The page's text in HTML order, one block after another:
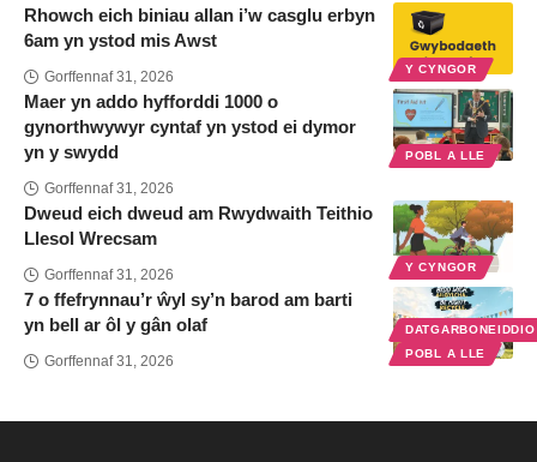
Y CYNGOR
Rhowch eich biniau allan i’w casglu erbyn
6am yn ystod mis Awst
Gorffennaf 31, 2026
POBL A LLE
Maer yn addo hyfforddi 1000 o
gynorthwywyr cyntaf yn ystod ei dymor
yn y swydd
Gorffennaf 31, 2026
Y CYNGOR
Dweud eich dweud am Rwydwaith Teithio
Llesol Wrecsam
Gorffennaf 31, 2026
POBL A LLE
7 o ffefrynnau’r ŵyl sy’n barod am barti
yn bell ar ôl y gân olaf
Gorffennaf 31, 2026